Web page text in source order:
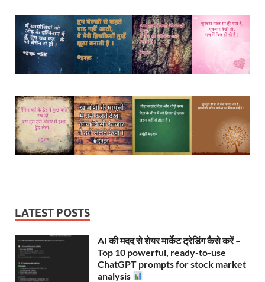
LATEST POSTS
AI की मदद से शेयर मार्केट ट्रेडिंग कैसे करें –
Top 10 powerful, ready-to-use
ChatGPT prompts for stock market
analysis